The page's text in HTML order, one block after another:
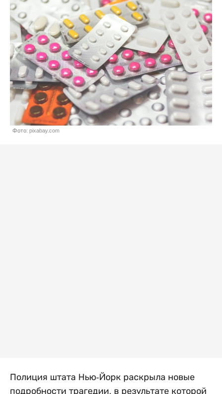
Фото: pixabay.com
Полиция штата Нью-Йорк раскрыла новые
подробности трагедии, в результате которой